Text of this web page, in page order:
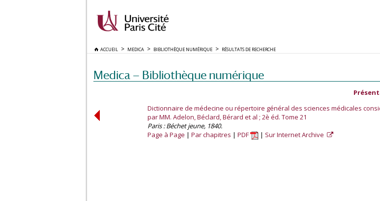
ACCUEIL MEDICA BIBLIOTHÈQUE NUMÉRIQUE RÉSULTATS DE RECHERCHE
Medica — Bibliothèque numérique
Dictionnaire de médecine ou répertoire général des sciences médicales
par MM. Adelon, Béclard, Bérard et al ; 2è éd. Tome 21
Paris : Béchet jeune, 1840.
Page à Page
Par chapitres PDF Sur Internet Archive